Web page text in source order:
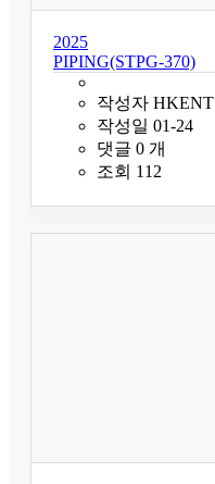
2025
PIPING(STPG-370)
작성자 HKENT
작성일 01-24
댓글 0 개
조회 112